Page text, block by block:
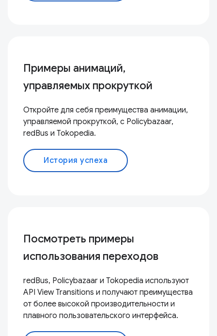
Примеры анимаций,
управляемых прокруткой
Откройте для себя преимущества анимации,
управляемой прокруткой, с Policybazaar,
redBus и Tokopedia.
История успеха
Посмотреть примеры
использования переходов
redBus, Policybazaar и Tokopedia используют
API View Transitions и получают преимущества
от более высокой производительности и
плавного пользовательского интерфейса.